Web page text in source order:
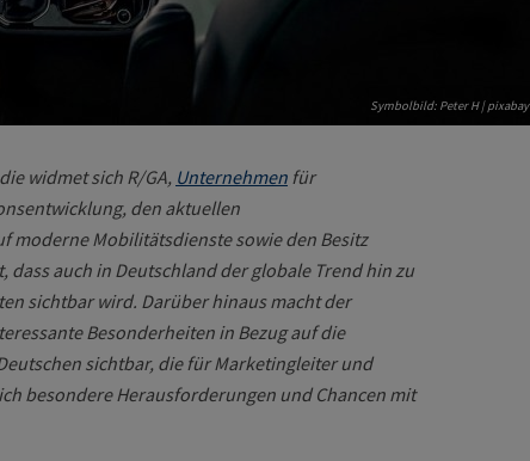
Symbolbild: Peter H | pixabay
widmet sich R/GA, Unternehmen für
den aktuellen
moderne Mobilitätsdienste sowie den Besitz
dass auch in Deutschland der globale Trend hin zu
sichtbar wird. Darüber hinaus macht der
Besonderheiten in Bezug auf die
sichtbar, die für Marketingleiter und
besondere Herausforderungen und Chancen mit